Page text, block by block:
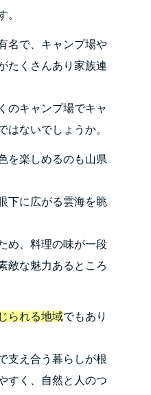
。
名で、キャンプ場や
たくさんあり家族連
のキャンプ場でキャ
はないでしょうか。
を楽しめるのも山県
下に広がる雲海を眺
め、料理の味が一段
敵な魅力あるところ
られる地域でもあり
支え合う暮らしが根
すく、自然と人のつ